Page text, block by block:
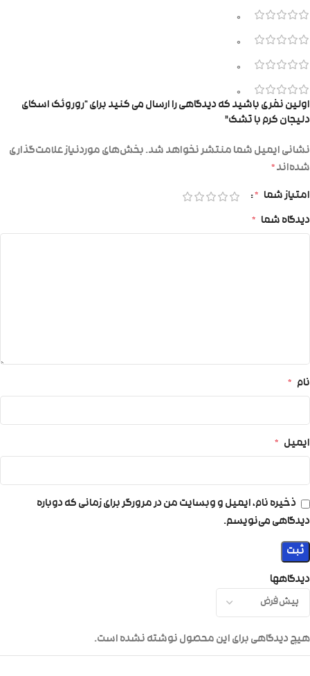
0
0
0
0
دیدگاهها
هیچ دیدگاهی برای این محصول نوشته نشده است.
اولین نفری باشید که دیدگاهی را ارسال می کنید برای “روروئک اسکای
دلیجان کرم با تشک”
نشانی ایمیل شما منتشر نخواهد شد.بخش‌های موردنیاز علامت‌گذاری
شده‌اند*
امتیاز شما *
دیدگاه شما *
نام *
ایمیل *
ذخیره نام، ایمیل و وبسایت من در مرورگر برای زمانی که دوباره
دیدگاهی می‌نویسم.